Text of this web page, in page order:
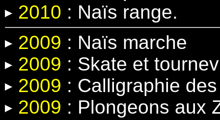
2010 : Naïs range.
2009 : Naïs marche
2009 : Skate et
2009 : Calligraphie
2009 : Plongeons aux